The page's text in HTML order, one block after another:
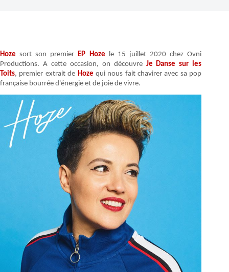
Hoze sort son premierEP Hoze le 15 juillet 2020 chez Ovni
Productions. A cette occasion, on découvre Je Danse sur les
Toits, premier extrait de Hoze qui nous fait chavirer avec sa pop
française bourrée d'énergie et de joie de vivre.